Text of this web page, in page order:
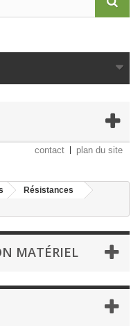
contact plan du site
Résistances
MATÉRIEL